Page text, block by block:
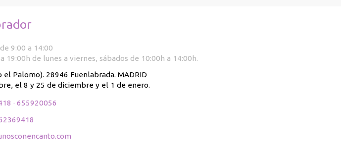
9:00 a 14:00
de lunes a viernes, sábados de 10:00h a 14:00h.
Palomo). 28946 Fuenlabrada. MADRID
el 8 y 25 de diciembre y el 1 de enero.
· 655920056